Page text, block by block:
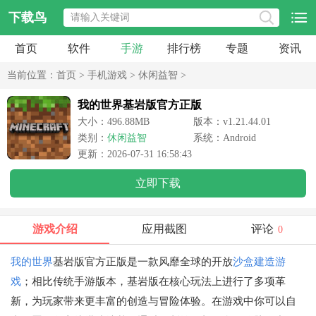
下载鸟
首页 软件 手游 排行榜 专题 资讯
当前位置： 首页 > 手机游戏 > 休闲益智 >
我的世界基岩版官方正版
大小：496.88MB
版本：v1.21.44.01
类别： 休闲益智
系统：Android
更新：2026-07-31 16:58:43
立即下载
游戏介绍 应用截图 评论 0
我的世界基岩版官方正版是一款风靡全球的开放沙盒建造游
戏 ；相比传统手游版本，基岩版在核心玩法上进行了多项革
新，为玩家带来更丰富的创造与冒险体验。在游戏中你可以自